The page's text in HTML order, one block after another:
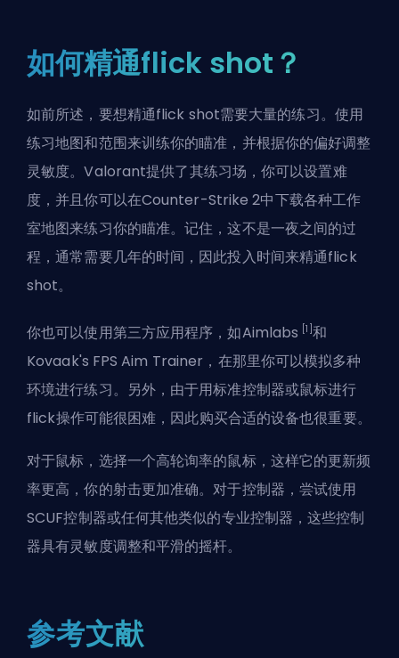
如何精通flick shot？
如前所述，要想精通flick shot需要大量的练习。使用
练习地图和范围来训练你的瞄准，并根据你的偏好调整
灵敏度。Valorant提供了其练习场，你可以设置难
度，并且你可以在Counter-Strike 2中下载各种工作
室地图来练习你的瞄准。记住，这不是一夜之间的过
程，通常需要几年的时间，因此投入时间来精通flick
shot。
你也可以使用第三方应用程序，如Aimlabs [1] 和
Kovaak's FPS Aim Trainer，在那里你可以模拟多种
环境进行练习。另外，由于用标准控制器或鼠标进行
flick操作可能很困难，因此购买合适的设备也很重要。
对于鼠标，选择一个高轮询率的鼠标，这样它的更新频
率更高，你的射击更加准确。对于控制器，尝试使用
SCUF控制器或任何其他类似的专业控制器，这些控制
器具有灵敏度调整和平滑的摇杆。
参考文献